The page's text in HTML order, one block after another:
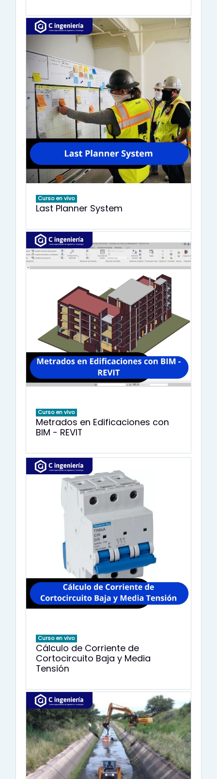
Curso en vivo
Last Planner System
Curso en vivo
Metrados en Edificaciones con
BIM - REVIT
Curso en vivo
Cálculo de Corriente de
Cortocircuito Baja y Media
Tensión